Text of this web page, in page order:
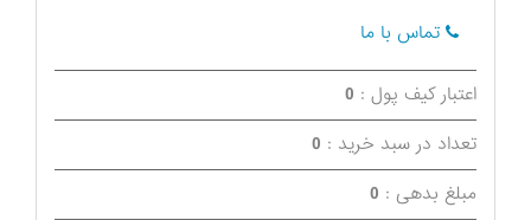
تماس با ما
اعتبار کیف پول : 0
تعداد در سبد خرید : 0
مبلغ بدهی : 0